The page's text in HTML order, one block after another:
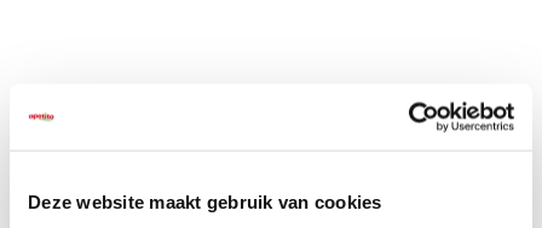
Deze website maakt gebruik van cookies
Lees meer over apetito